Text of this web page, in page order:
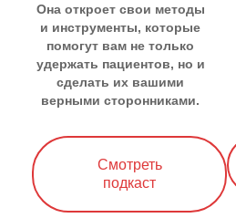
Она откроет свои методы
и инструменты, которые
помогут вам не только
удержать пациентов, но и
сделать их вашими
верными сторонниками.
Cмотреть
подкаст